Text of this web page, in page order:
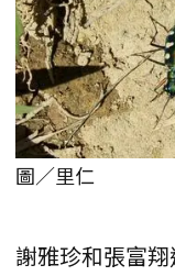
圖／里仁
謝雅珍和張富